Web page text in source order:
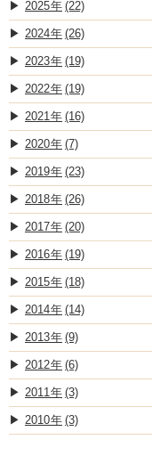
2025 (22)
2024 (26)
2023 (19)
2022 (19)
2021 (16)
2020 (7)
2019 (23)
2018 (26)
2017 (20)
2016 (19)
2015 (18)
2014 (14)
2013 (9)
2012 (6)
2011 (3)
2010 (3)